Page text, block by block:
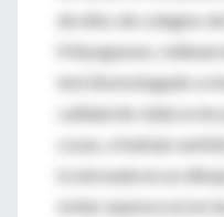
de ellos de colegios
friburgueses,
test (homologado a
calidad de vida) se
cosas, si habían
(coloreada en un
evitar equívocos) en